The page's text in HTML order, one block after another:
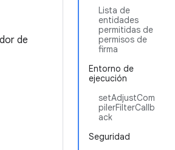
Lista de
entidades
permitidas de
permisos de
firma
Entorno de
ejecución
setAdjustCom
pilerFilterCallb
ack
Seguridad
de